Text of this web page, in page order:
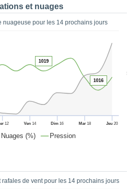
et nuages
nuageuse pour les 14 prochains jours
Nuages (%) Pression
50
12 Ven14 Dim 16 Mar18 Jeu 20
1019
1016
de vent pour les 14 prochains jours